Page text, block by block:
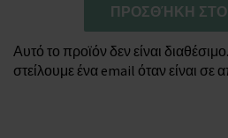
ΠΡΟΣΘΉΚΗ ΣΤΟ
Αυτό το προϊόν δεν είναι
στείλουμε ένα email όταν είναι σε